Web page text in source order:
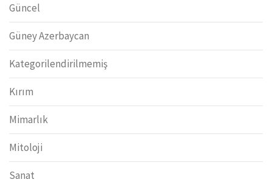
Güncel
Güney Azerbaycan
Kategorilendirilmemiş
Kırım
Mimarlık
Mitoloji
Sanat